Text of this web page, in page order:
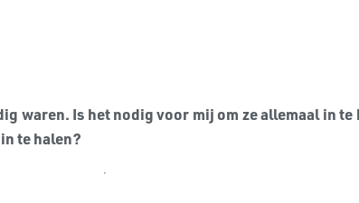
waren. Is het nodig voor mij om ze allemaal in
te halen?